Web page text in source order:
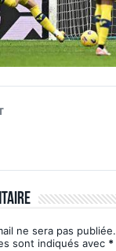
ne sera pas publiée.
sont indiqués avec *